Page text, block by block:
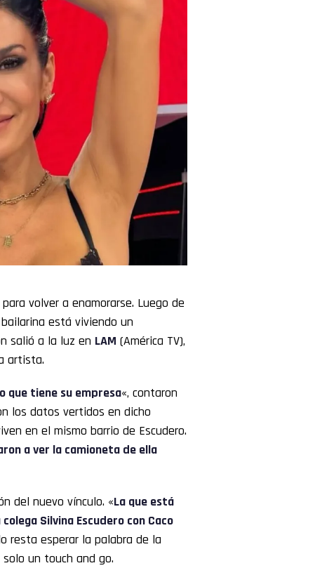
para volver a enamorarse. Luego de
está viviendo un
salió a la luz en LAM (América TV),
artista.
que tiene su empresa«, contaron
los datos vertidos en dicho
en el mismo barrio de Escudero.
a ver la camioneta de ella
del nuevo vínculo. «La que está
Silvina Escudero con Caco
resta esperar la palabra de la
un touch and go.